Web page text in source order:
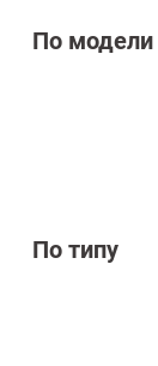
По модели
По типу